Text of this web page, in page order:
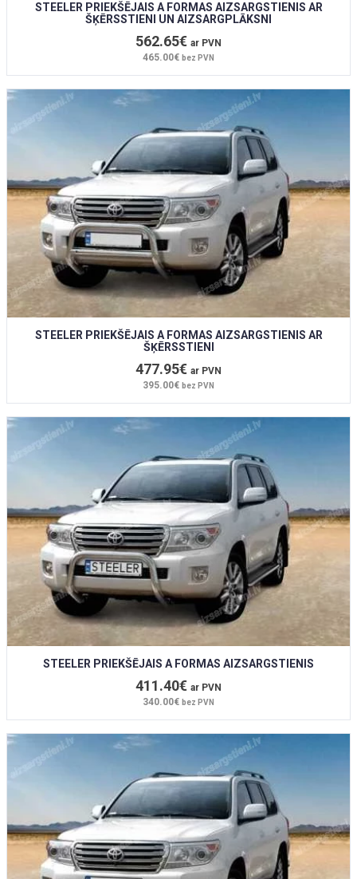
STEELER PRIEKŠĒJAIS A FORMAS AIZSARGSTIENIS AR
ŠĶĒRSSTIENI UN AIZSARGPLĀKSNI
562.65€ ar PVN
465.00€ bez PVN
STEELER PRIEKŠĒJAIS A FORMAS AIZSARGSTIENIS AR
ŠĶĒRSSTIENI
477.95€ ar PVN
395.00€ bez PVN
STEELER PRIEKŠĒJAIS A FORMAS AIZSARGSTIENIS
411.40€ ar PVN
340.00€ bez PVN